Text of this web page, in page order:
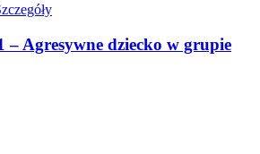
– Agresywne dziecko w grupie